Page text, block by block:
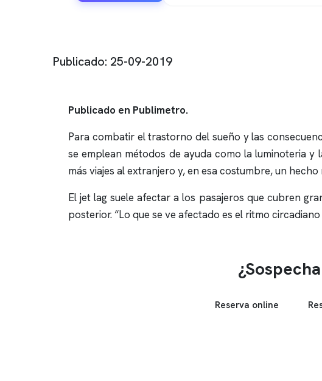
Publicado: 25-09-2019
Publicado en Publimetro.
Para combatir el trastorno del sueño y las
se emplean métodos de ayuda como la luminoteria
más viajes al extranjero y, en esa costumbre, un
El jet lag suele afectar a los pasajeros que cubren
posterior. “Lo que se ve afectado es el ritmo
Reserva online